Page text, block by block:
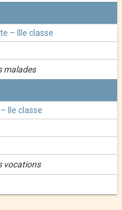
– IIIe classe
malades
IIe classe
vocations